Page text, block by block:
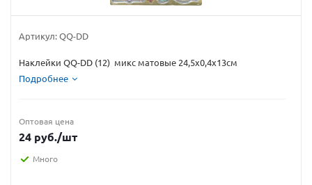
Артикул: QQ-DD
Наклейки QQ-DD (12) микс матовые 24,5х0,4х13см
Подробнее
Оптовая цена
24 руб./шт
Много